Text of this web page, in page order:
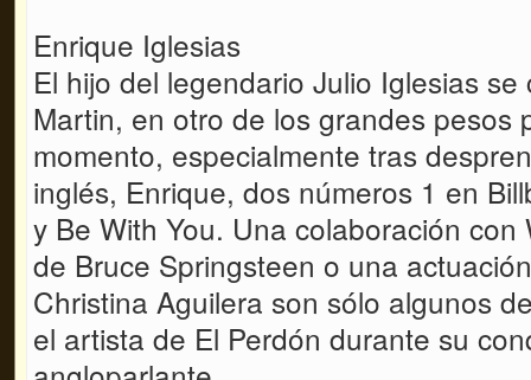
Enrique Iglesias
El hijo del legendario Julio Iglesias
Martin, en otro de los grandes pesos
momento, especialmente tras
inglés, Enrique, dos números 1 en
y Be With You. Una colaboración
de Bruce Springsteen o una
Christina Aguilera son sólo algunos
el artista de El Perdón durante su